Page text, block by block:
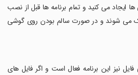
ایجاد می کنید و تمام برنامه ها قبل از نصب
می شوند و در صورت سالم بودن روی گوشی
نیز این برنامه فعال است و اگر فایل های